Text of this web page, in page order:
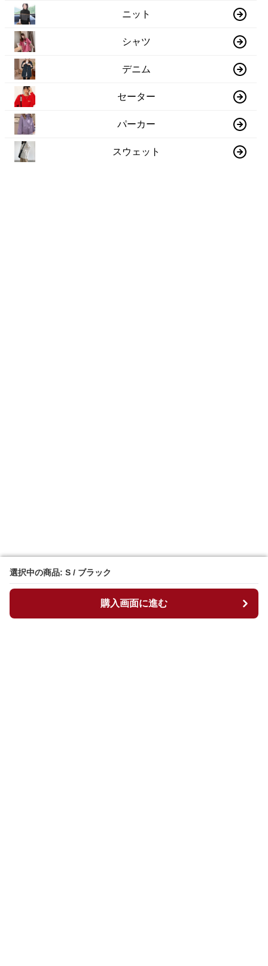
選択中の商品: S / ブラック
購入画面に進む
選択中の商品: S / ブラック
購入画面に進む
ニット
シャツ
デニム
セーター
パーカー
スウェット